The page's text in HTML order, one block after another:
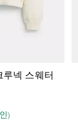
루넥 스웨터
됨
)